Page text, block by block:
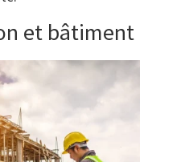
et bâtiment